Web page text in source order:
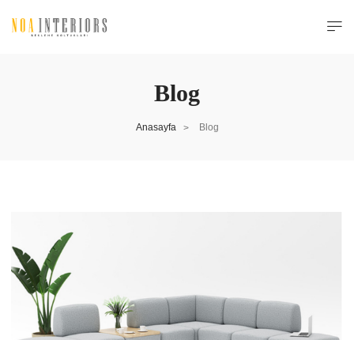
Blog
Anasayfa > Blog